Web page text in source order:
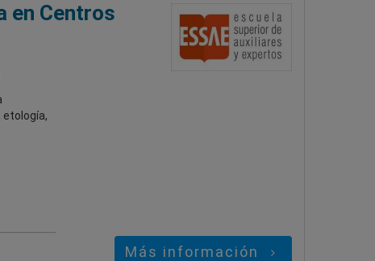
en Centros
Más información